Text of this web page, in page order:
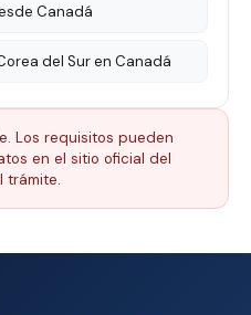
Canadá
del Sur en Canadá
Los requisitos pueden
en el sitio oficial del
trámite.